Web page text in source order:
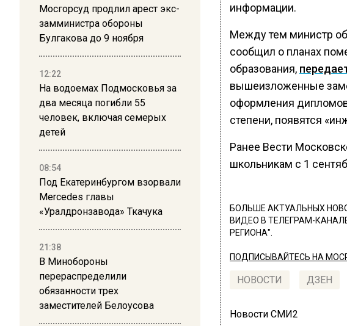
Мосгорсуд продлил арест экс-
замминистра обороны
Булгакова до 9 ноября
12:22
На водоемах Подмосковья за
два месяца погибли 55
человек, включая семерых
детей
08:54
Под Екатеринбургом взорвали
Mercedes главы
«Уралдронзавода» Ткачука
21:38
В Минобороны
перераспределили
обязанности трех
заместителей Белоусова
информации.
Между тем министр
сообщил о планах
образования,
вышеизложенные
оформления
степени, появятся
Ранее Вести
школьникам с 1
БОЛЬШЕ АКТУАЛЬНЫХ
ВИДЕО В ТЕЛЕГРАМ-
РЕГИОНА".
ПОДПИСЫВАЙТЕСЬ НА
НОВОСТИ ДЗЕН
Новости СМИ2